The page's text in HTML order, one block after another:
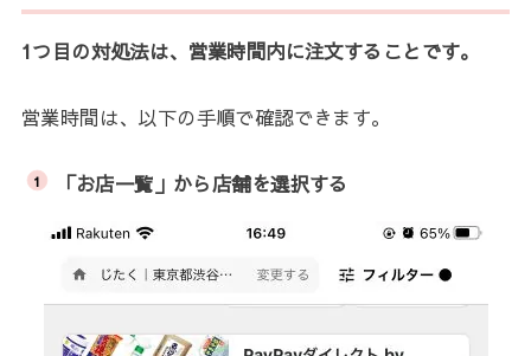
1つ目の対処法は、営業時間内に注文することです。
営業時間は、以下の手順で確認できます。
「お店一覧」から店舗を選択する